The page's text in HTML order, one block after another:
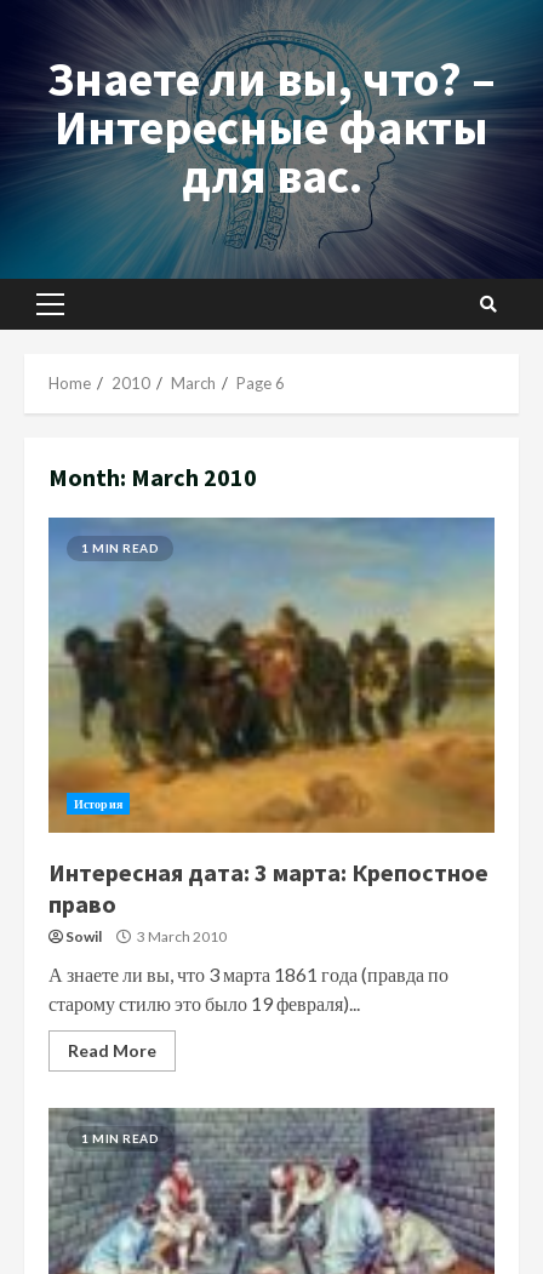
contentЗнаете ли вы, что? –
Интересные факты
для вас.
Primary
Home 2010 March Page 6
Month: March 2010
1 MIN READ
История
Интересная дата: 3 марта: Крепостное
право
Sowil 3 March 2010
А знаете ли вы, что 3 марта 1861 года (правда по
старому стилю это было 19 февраля)...
Read More
1 MIN READ